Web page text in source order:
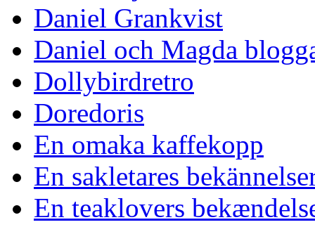
Daniel Grankvist
Daniel och Magda
Dollybirdretro
Doredoris
En omaka kaffekopp
En sakletares
En teaklovers